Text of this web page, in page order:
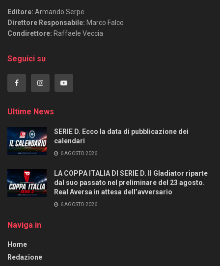
Editore: Armando Serpe
Direttore Responsabile: Marco Falco
Condirettore: Raffaele Veccia
Seguici su
Ultime News
SERIE D. Ecco la data di pubblicazione dei
calendari
6 AGOSTO 2026
LA COPPA ITALIA DI SERIE D. Il Gladiator riparte
dal suo passato nel preliminare del 23 agosto.
Real Aversa in attesa dell’avversario
6 AGOSTO 2026
Naviga in
Home
Redazione